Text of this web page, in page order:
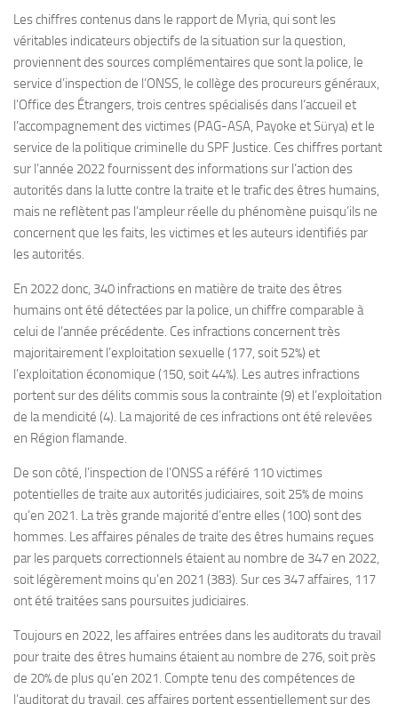
Les chiffres contenus dans le rapport de Myria, qui sont les
véritables indicateurs objectifs de la situation sur la question,
proviennent des sources complémentaires que sont la police, le
service d’inspection de l’ONSS, le collège des procureurs généraux,
l’Office des Étrangers, trois centres spécialisés dans l’accueil et
l’accompagnement des victimes (PAG-ASA, Payoke et Sürya) et le
service de la politique criminelle du SPF Justice. Ces chiffres portant
sur l’année 2022 fournissent des informations sur l’action des
autorités dans la lutte contre la traite et le trafic des êtres humains,
mais ne reflètent pas l’ampleur réelle du phénomène puisqu’ils ne
concernent que les faits, les victimes et les auteurs identifiés par
les autorités.
En 2022 donc, 340 infractions en matière de traite des êtres
humains ont été détectées par la police, un chiffre comparable à
celui de l’année précédente. Ces infractions concernent très
majoritairement l’exploitation sexuelle (177, soit 52%) et
l’exploitation économique (150, soit 44%). Les autres infractions
portent sur des délits commis sous la contrainte (9) et l’exploitation
de la mendicité (4). La majorité de ces infractions ont été relevées
en Région flamande.
De son côté, l’inspection de l’ONSS a référé 110 victimes
potentielles de traite aux autorités judiciaires, soit 25% de moins
qu’en 2021. La très grande majorité d’entre elles (100) sont des
hommes. Les affaires pénales de traite des êtres humains reçues
par les parquets correctionnels étaient au nombre de 347 en 2022,
soit légèrement moins qu’en 2021 (383). Sur ces 347 affaires, 117
ont été traitées sans poursuites judiciaires.
Toujours en 2022, les affaires entrées dans les auditorats du travail
pour traite des êtres humains étaient au nombre de 276, soit près
de 20% de plus qu’en 2021. Compte tenu des compétences de
l’auditorat du travail, ces affaires portent essentiellement sur des